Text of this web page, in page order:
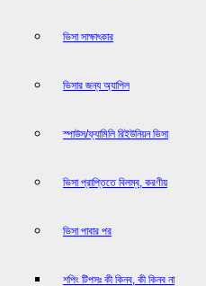
ভিসা সাক্ষাৎকার
ভিসার জন্য অ্যাপিল
স্পাউস/ফ্যামিলি রিইউনিয়ন ভিসা
ভিসা প্রাপ্তিতে বিলম্ব, করণীয়
ভিসা পাবার পর
শপিং টিপসঃ কী কিনব, কী কিনব না